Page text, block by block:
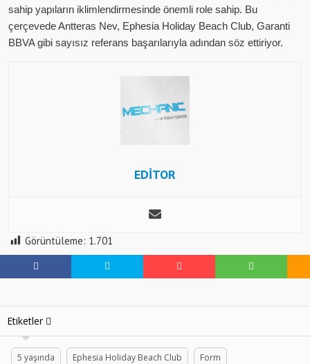
sahip yapıların iklimlendirmesinde önemli role sahip. Bu
çerçevede Antteras Nev, Ephesia Holiday Beach Club, Garanti
BBVA gibi sayısız referans başarılarıyla adından söz ettiriyor.
EDİTOR
Görüntüleme: 1.701
Etiketler
5 yaşında Ephesia Holiday Beach Club Form